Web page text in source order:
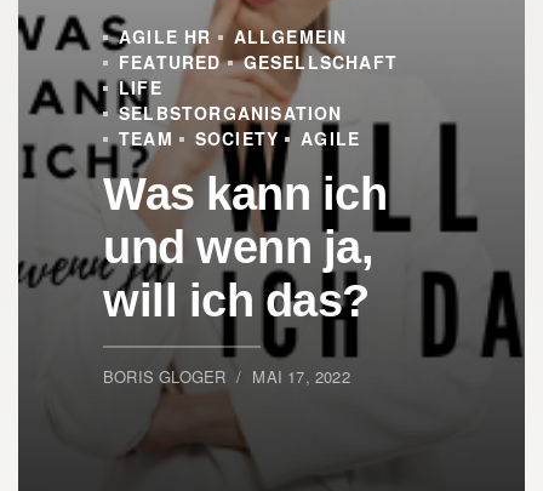
AGILE HR
ALLGEMEIN
FEATURED
GESELLSCHAFT
LIFE
SELBSTORGANISATION
TEAM
SOCIETY AGILE
Was kann ich
und wenn ja,
will ich das?
BORIS GLOGER MAI 17, 2022